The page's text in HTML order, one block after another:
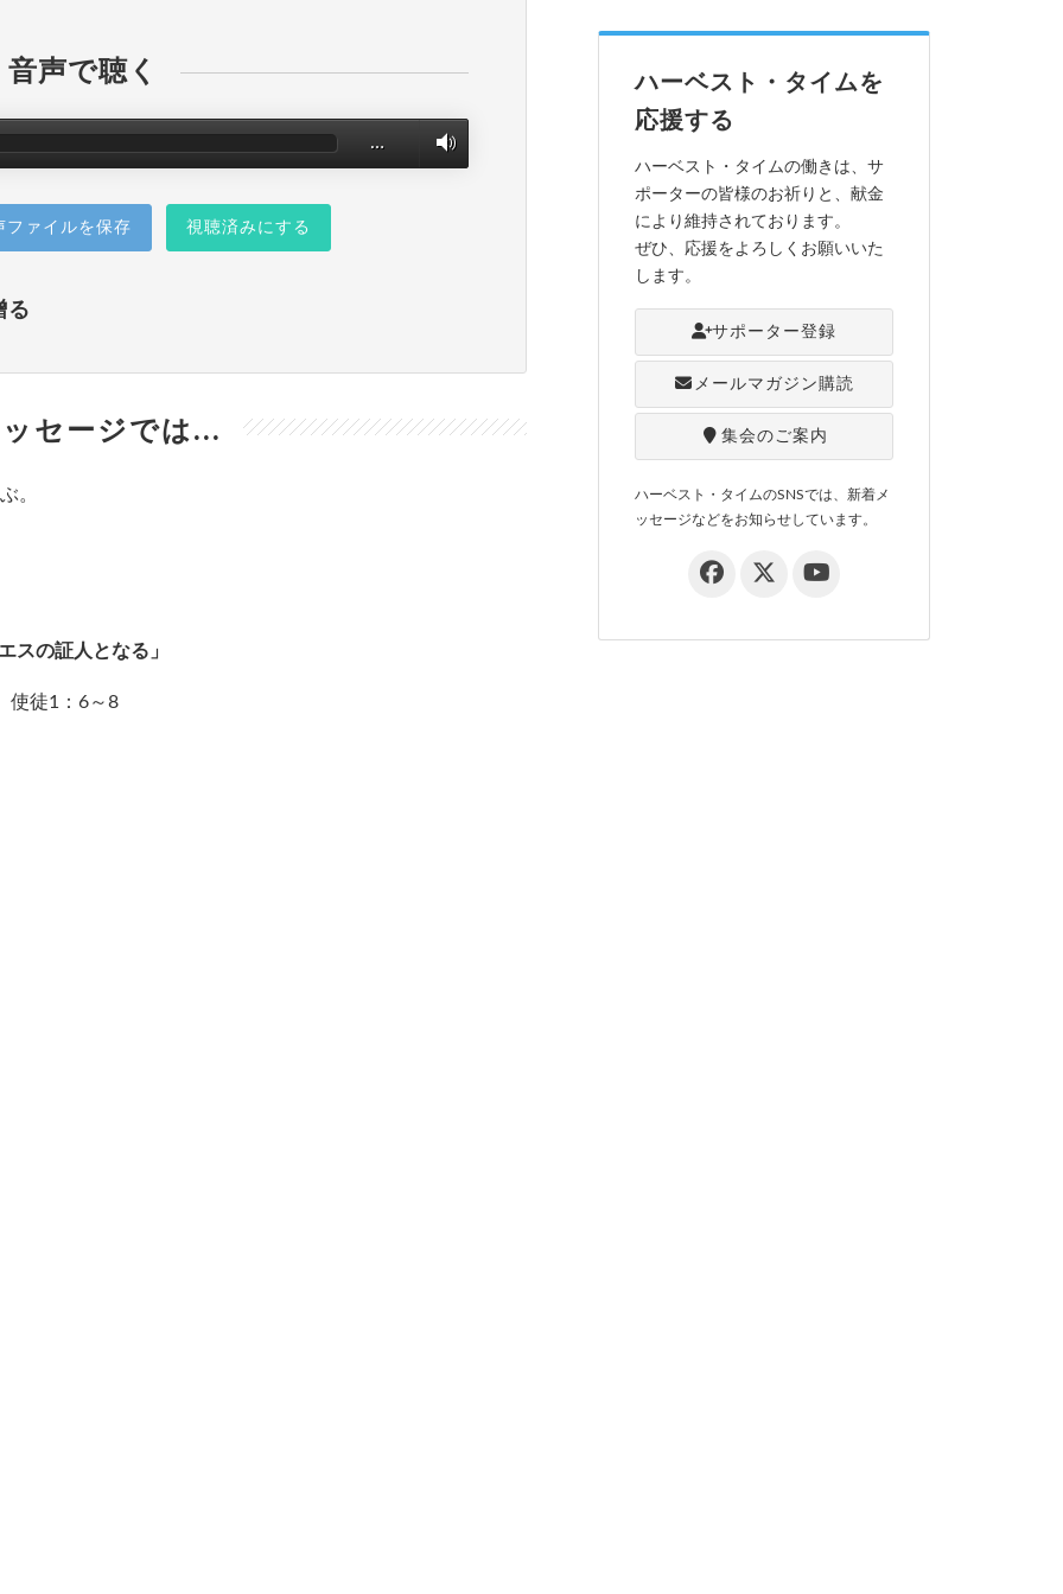
音声で聴く
…
ファイルを保存 視聴済みにする
る
セージでは...
。
スの証人となる」
使徒1：6～8
ハーベスト・タイムを
応援する
ハーベスト・タイムの働きは、サ
ポーターの皆様のお祈りと、献金
により維持されております。
ぜひ、応援をよろしくお願いいた
します。
サポーター登録
メールマガジン購読
集会のご案内
ハーベスト・タイムのSNSでは、新着メ
ッセージなどをお知らせしています。